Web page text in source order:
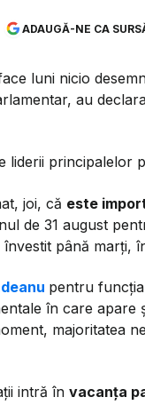
ADAUGĂ-NE CA
luni nicio
au
liderii principalelor
joi, că este
de 31 august
până marți,
pentru
în care apare
majoritatea
intră în vacanța